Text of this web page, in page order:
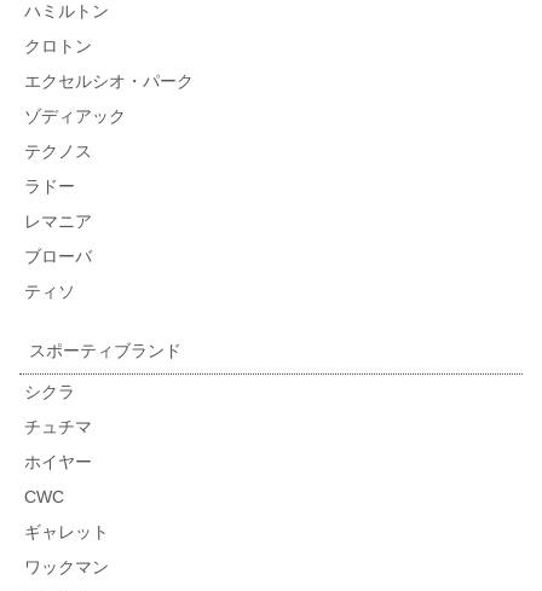
ハミルトン
クロトン
エクセルシオ・パーク
ゾディアック
テクノス
ラドー
レマニア
ブローバ
ティソ
スポーティブランド
シクラ
チュチマ
ホイヤー
CWC
ギャレット
ワックマン